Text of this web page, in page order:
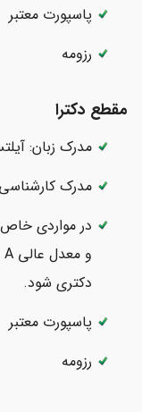
پاسپورت معتبر
رزومه
مقطع دکترا
مدرک زبان: آیلتس 6.5 یا
مدرک
در مواردی
دکتری شود.
پاسپورت معتبر
رزومه